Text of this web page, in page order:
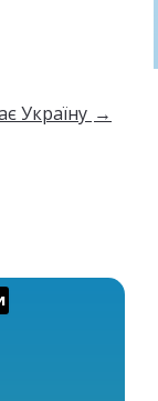
Україну →